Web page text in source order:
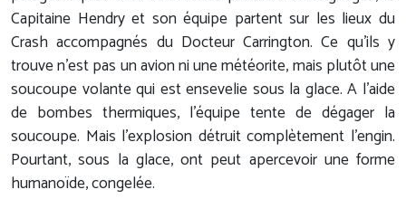
Capitaine Hendry et son équipe partent sur les lieux du
Crash accompagnés du Docteur Carrington. Ce qu'ils y
trouve n'est pas un avion ni une météorite, mais plutôt une
soucoupe volante qui est ensevelie sous la glace. A l'aide
de bombes thermiques, l'équipe tente de dégager la
soucoupe. Mais l'explosion détruit complètement l'engin.
Pourtant, sous la glace, ont peut apercevoir une forme
humanoïde, congelée.